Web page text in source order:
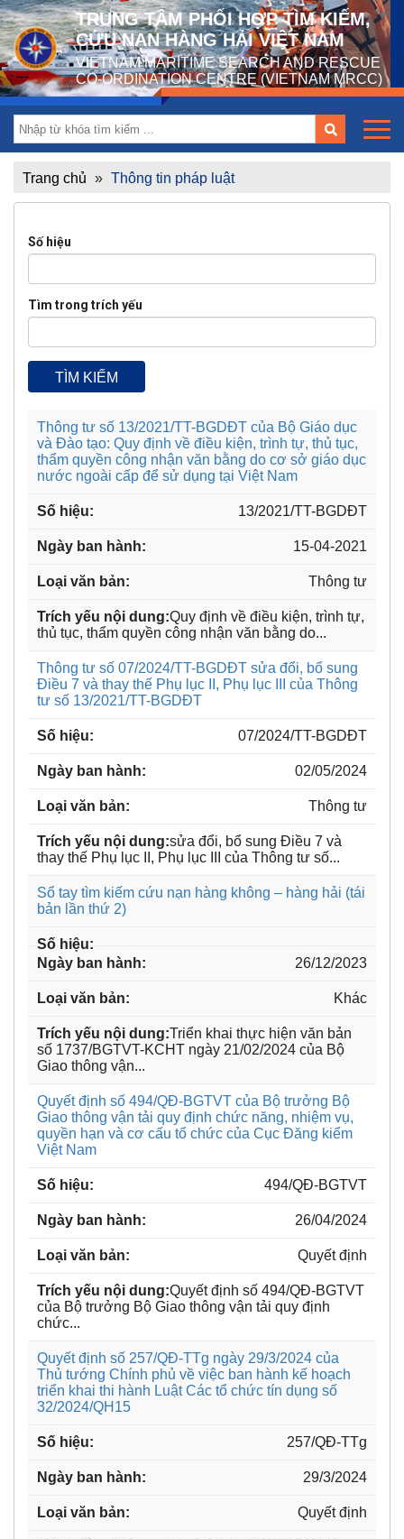
TRUNG TÂM PHỐI HỢP TÌM KIẾM,
CỨU NẠN HÀNG HẢI VIỆT NAM
VIETNAM MARITIME SEARCH AND RESCUE
CO-ORDINATION CENTRE (VIETNAM MRCC)
Trang chủ » Thông tin pháp luật
Số hiệu
Tìm trong trích yếu
TÌM KIẾM
Thông tư số 13/2021/TT-BGDĐT của Bộ Giáo dục
và Đào tạo: Quy định về điều kiện, trình tự, thủ tục,
thẩm quyền công nhận văn bằng do cơ sở giáo dục
nước ngoài cấp để sử dụng tại Việt Nam
13/2021/TT-BGDĐT
15-04-2021
Thông tư
Quy định về điều kiện, trình tự,
thủ tục, thẩm quyền công nhận văn bằng do...
Thông tư số 07/2024/TT-BGDĐT sửa đổi, bổ sung
Điều 7 và thay thế Phụ lục II, Phụ lục III của Thông
tư số 13/2021/TT-BGDĐT
07/2024/TT-BGDĐT
02/05/2024
Thông tư
sửa đổi, bổ sung Điều 7 và
thay thế Phụ lục II, Phụ lục III của Thông tư số...
Sổ tay tìm kiếm cứu nạn hàng không – hàng hải (tái
bản lần thứ 2)
26/12/2023
Khác
Triển khai thực hiện văn bản
số 1737/BGTVT-KCHT ngày 21/02/2024 của Bộ
Giao thông vận...
Quyết định số 494/QĐ-BGTVT của Bộ trưởng Bộ
Giao thông vận tải quy định chức năng, nhiệm vụ,
quyền hạn và cơ cấu tổ chức của Cục Đăng kiểm
Việt Nam
494/QĐ-BGTVT
26/04/2024
Quyết định
Quyết định số 494/QĐ-BGTVT
của Bộ trưởng Bộ Giao thông vận tải quy định
chức...
Quyết định số 257/QĐ-TTg ngày 29/3/2024 của
Thủ tướng Chính phủ về việc ban hành kế hoạch
triển khai thi hành Luật Các tổ chức tín dụng số
32/2024/QH15
257/QĐ-TTg
29/3/2024
Quyết định